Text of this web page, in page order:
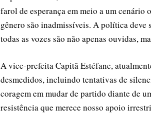
farol de esperança em meio a um cenário
gênero são inadmissíveis. A política
todas as vozes são não apenas ouvidas,
A vice-prefeita Capitã Estéfane,
desmedidos, incluindo tentativas de
coragem em mudar de partido diante de
resistência que merece nosso apoio